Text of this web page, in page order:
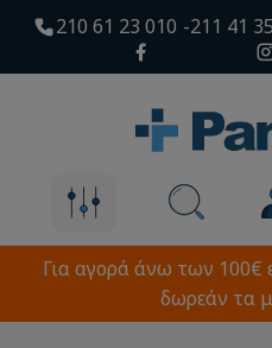
210 61 23 010 211 41
Για αγορά άνω των 100€
δωρεάν τα